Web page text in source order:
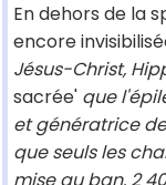
En dehors de la
encore
Jésus-Christ,
sacrée' que
et génératrice
que seuls les